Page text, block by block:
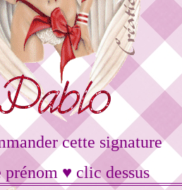
cette signature
prénom ♥ clic dessus